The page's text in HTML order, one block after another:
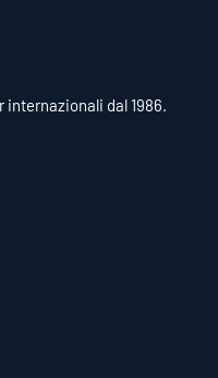
internazionali dal 1986.